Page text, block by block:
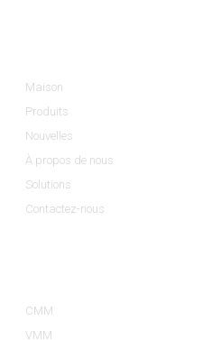
Maison
Produits
Nouvelles
À propos de nous
Solutions
Contactez-nous
CMM
VMM